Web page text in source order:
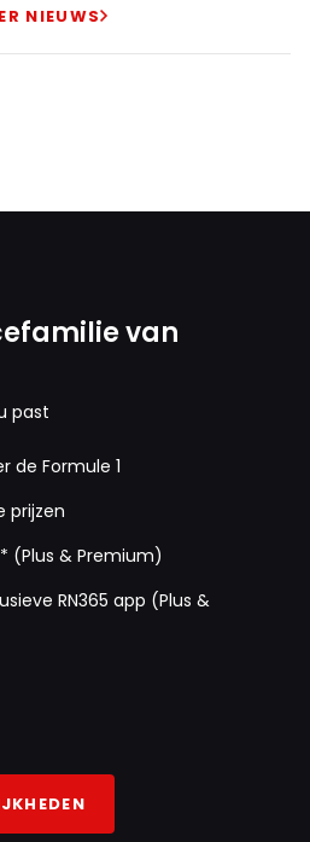
NIEUWS
van
past
de Formule 1
prijzen
(Plus & Premium)
RN365 app (Plus &